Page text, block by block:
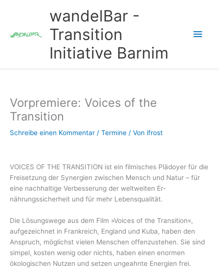
wandelBar -
Transition
Initiative Barnim
Vorpremiere: Voices of the
Transition
Schreibe einen Kommentar / Termine / Von ifrost
VOICES OF THE TRANSITION ist ein filmi­sches Plädoyer für die
Freisetzung der Synergien zwischen Mensch und Na­tur – für
eine nachhaltige Verbesserung der weltweiten Er­
nährungssicherheit und für mehr Lebensqua­lität.
Die Lösungswege aus dem Film »Voices of the Transition«,
aufgezeichnet in Frankreich, England und Kuba, haben den
Anspruch, mög­lichst vielen Menschen offenzustehen. Sie sind
simpel, kosten wenig oder nichts, ha­ben einen enormen
ökologischen Nutzen und setzen ungeahnte Energien frei.